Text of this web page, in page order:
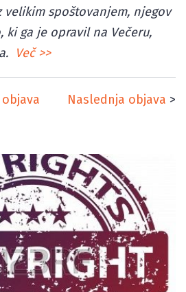
velikim spoštovanjem, njegov
ga je opravil na Večeru,
Več >>
objava Naslednja objava >